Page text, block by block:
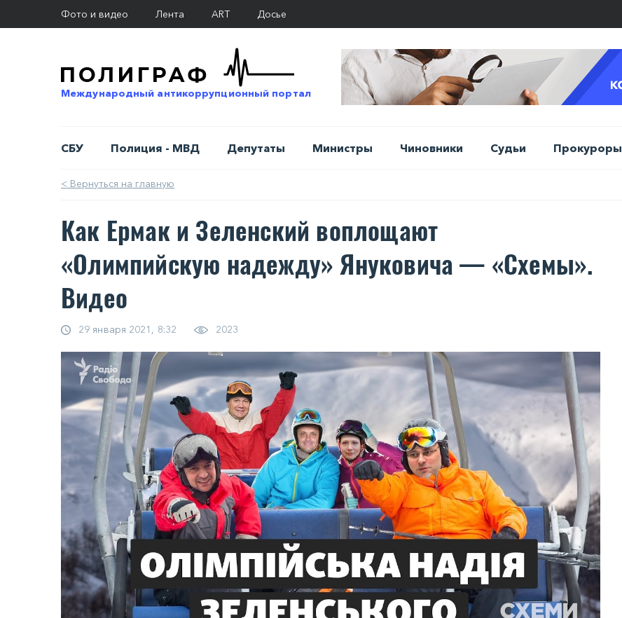
Фото и видео Лента ART Досье
Международный антикоррупционный портал
СБУ Полиция - МВД Депутаты Министры Чиновники Судьи Прокуроры
< Вернуться на главную
Как Ермак и Зеленский воплощают
«Олимпийскую надежду» Януковича — «Схемы».
Видео
29 января 2021, 8:32 2023